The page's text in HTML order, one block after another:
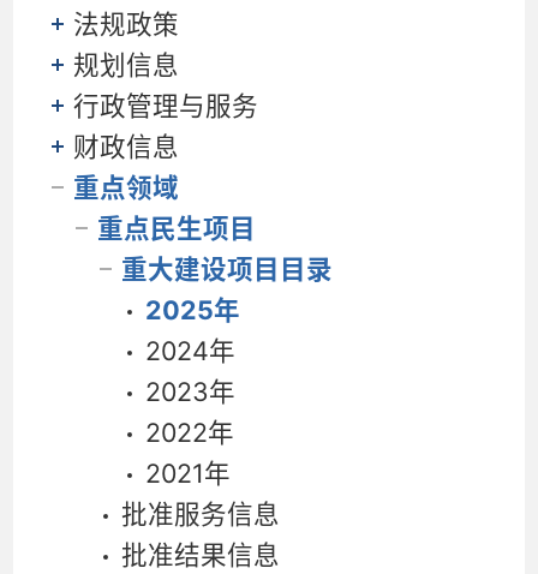
法规政策
规划信息
行政管理与服务
财政信息
重点领域
重点民生项目
重大建设项目目录
2025年
2024年
2023年
2022年
2021年
批准服务信息
批准结果信息